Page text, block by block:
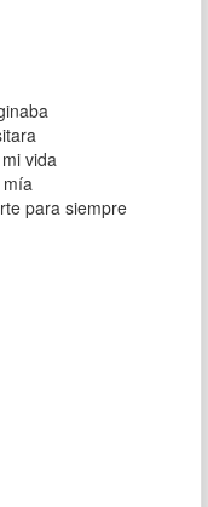
vida
mía
para siempre